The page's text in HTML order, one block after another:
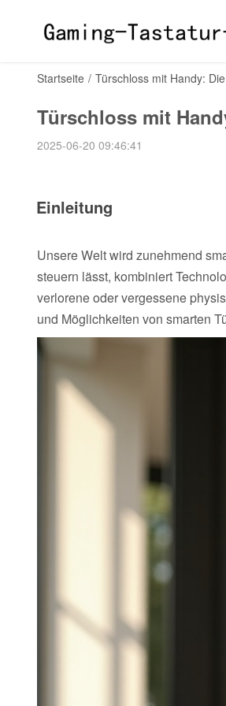
Startseite / Türschloss mit Handy:
Türschloss mit
2025-06-20 09:46:41
Einleitung
Unsere Welt wird zunehmend
steuern lässt, kombiniert
verlorene oder vergessene
und Möglichkeiten von smarten